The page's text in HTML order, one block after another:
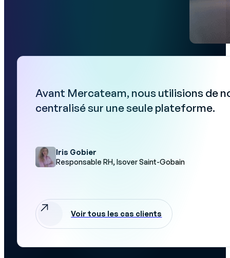
Avant Mercateam, nous utilisions de
centralisé sur une seule plateforme.
Iris Gobier
Responsable RH, Isover Saint-Gobain
Voir tous les cas clients